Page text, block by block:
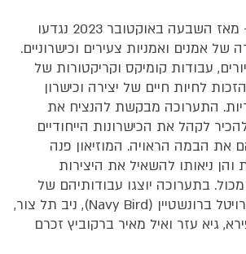
חדר 7 באוקטובר – מאז השבעה באוקטובר 2023 נגדעו
של אמנים ואמניות צעירים וכישרוניים.
עבודות קומיקס וקריקטורות של
לחיות חיים של יצירה וכישרון
התערוכה מבקשת להנציח את
לקהל את הכישרונות הייחודיים
את הבמה הראויה. המוזיאון פנה
ניאותו להשאיל את היצירות
בתערוכה יוצגו עבודותיהם של
ענבר הימן (PINK), רויטל ברונשטיין (Navy Bird), ניב תל צור,
גיא עזר ואיל מאיר ברקוביץ זכרם